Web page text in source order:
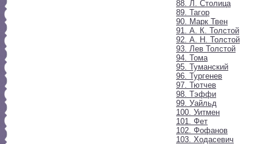
88. Л. Столица
89. Тагор
90. Марк Твен
91. А. К. Толстой
92. А. Н. Толстой
93. Лев Толстой
94. Тома
95. Туманский
96. Тургенев
97. Тютчев
98. Тэффи
99. Уайльд
100. Уитмен
101. Фет
102. Фофанов
103. Ходасевич